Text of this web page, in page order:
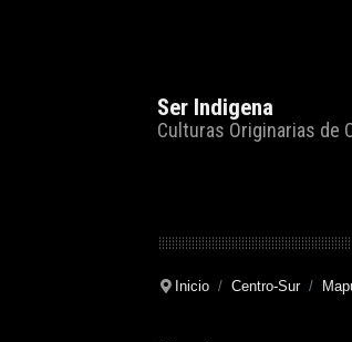
Ser Indigena
Culturas Originarias de
Inicio Centro-Sur